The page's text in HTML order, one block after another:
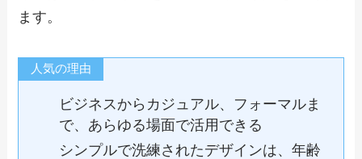
ます。
人気の理由
ビジネスからカジュアル、フォーマルま
で、あらゆる場面で活用できる
シンプルで洗練されたデザインは、年齢